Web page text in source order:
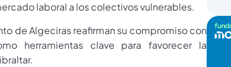
laboral a los colectivos vulnerables.
de Algeciras reafirman su compromiso con
herramientas clave para favorecer la